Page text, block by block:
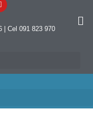
| Cel 091 823 970